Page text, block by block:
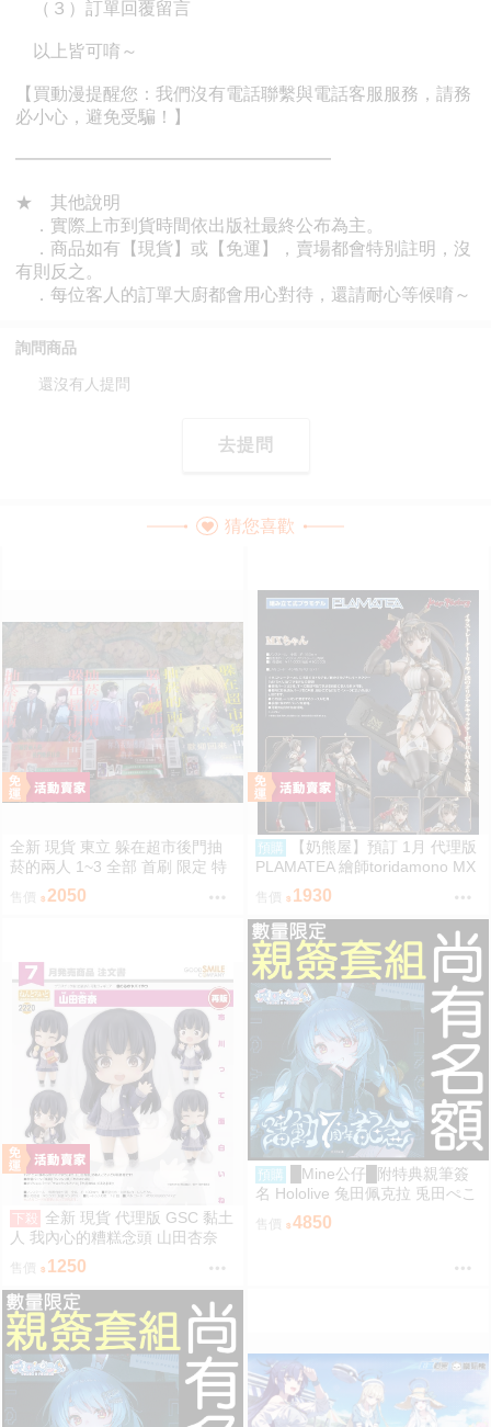
詢問商品
還沒有人提問
去提問
猜您喜歡
全新 現貨 東立 躲在超市後門抽
菸的兩人 1~3 全部 首刷 限定 特
裝 地主 佐佐木 山田 田山 1到3集
2050
預購
【奶熊屋】預訂 1月 代理版
PLAMATEA 繪師toridamono MX
醬 組裝模型 0905
1930
下殺
全新 現貨 代理版 GSC 黏土
人 我內心的糟糕念頭 山田杏奈
售價 1250
預購
█Mine公仔█附特典親筆簽
名 Hololive 兔田佩克拉 兎田ぺこ
ら 活動7周年記念 七週年紀念套
組直筆親簽外套T恤
售價 4850